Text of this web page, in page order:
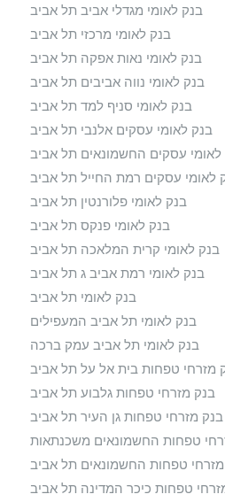
בנק לאומי מגדלי אביב תל אביב
בנק לאומי מרכזי תל אביב
בנק לאומי נאות אפקה תל אביב
בנק לאומי נווה אביבים תל אביב
בנק לאומי סניף למד תל אביב
בנק לאומי עסקים אלנבי תל אביב
לאומי עסקים החשמונאים תל אביב
לאומי עסקים רמת החייל תל אביב
בנק לאומי פלורנטין תל אביב
בנק לאומי פנקס תל אביב
בנק לאומי קרית המלאכה תל אביב
בנק לאומי רמת אביב ג תל אביב
בנק לאומי תל אביב
בנק לאומי תל אביב המעפילים
בנק לאומי תל אביב עמק ברכה
מזרחי טפחות בית אל על תל אביב
בנק מזרחי טפחות גלבוע תל אביב
בנק מזרחי טפחות גן העיר תל אביב
טפחות החשמונאים משכנתאות
טפחות החשמונאים תל אביב
טפחות כיכר המדינה תל אביב